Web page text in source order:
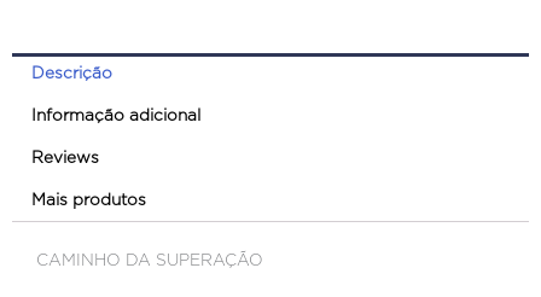
Descrição
Informação adicional
Reviews
Mais produtos
CAMINHO DA SUPERAÇÃO